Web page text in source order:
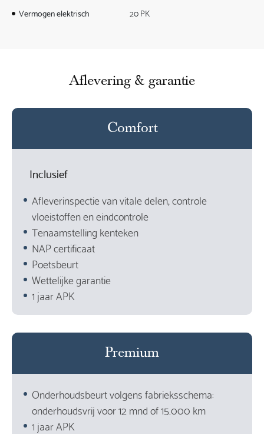
Vermogen elektrisch
20 PK
Aflevering & garantie
Comfort
Inclusief
Afleverinspectie van vitale delen, controle
vloeistoffen en eindcontrole
Tenaamstelling kenteken
NAP certificaat
Poetsbeurt
Wettelijke garantie
1 jaar APK
Premium
Onderhoudsbeurt volgens fabrieksschema:
onderhoudsvrij voor 12 mnd of 15.000 km
1 jaar APK